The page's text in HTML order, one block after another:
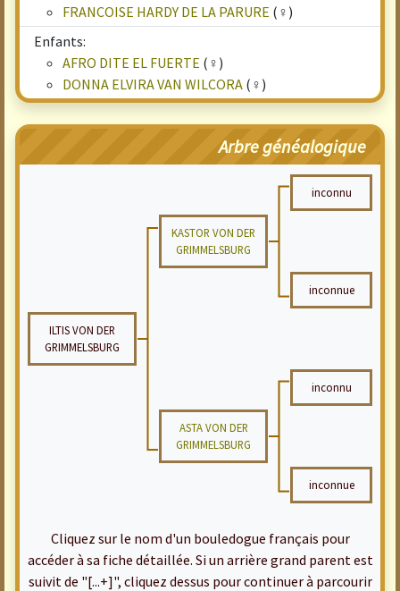
FRANCOISE HARDY DE LA PARURE (♀)
Enfants:
AFRO DITE EL FUERTE (♀)
DONNA ELVIRA VAN WILCORA (♀)
Arbre généalogique
inconnu
KASTOR VON DER
GRIMMELSBURG
inconnue
ILTIS VON DER
GRIMMELSBURG
inconnu
ASTA VON DER
GRIMMELSBURG
inconnue
Cliquez sur le nom d'un bouledogue français pour
accéder à sa fiche détaillée. Si un arrière grand parent est
suivit de "[...+]", cliquez dessus pour continuer à parcourir